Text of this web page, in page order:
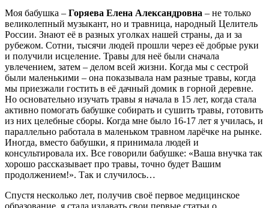
Моя бабушка – Горяева Елена Александровна – не только
великолепный музыкант, но и травница, народный Целитель
России. Знают её в разных уголках нашей страны, да и за
рубежом. Сотни, тысячи людей прошли через её добрые руки
и получили исцеление. Травы для неё были сначала
увлечением, затем – делом всей жизни. Когда мы с сестрой
были маленькими – она показывала нам разные травы, когда
мы приезжали гостить в её дачный домик в горной деревне.
Но основательно изучать травы я начала в 15 лет, когда стала
активно помогать бабушке собирать и сушить травы, готовить
из них целебные сборы. Когда мне было 16-17 лет я училась, и
параллельно работала в маленьком травном ларёчке на рынке.
Иногда, вместо бабушки, я принимала людей и
консультировала их. Все говорили бабушке: «Ваша внучка так
хорошо рассказывает про травы, точно будет Вашим
продолжением!». Так и случилось…
Спустя несколько лет, получив своё первое медицинское
образование, я стала издавать свои первые статьи о